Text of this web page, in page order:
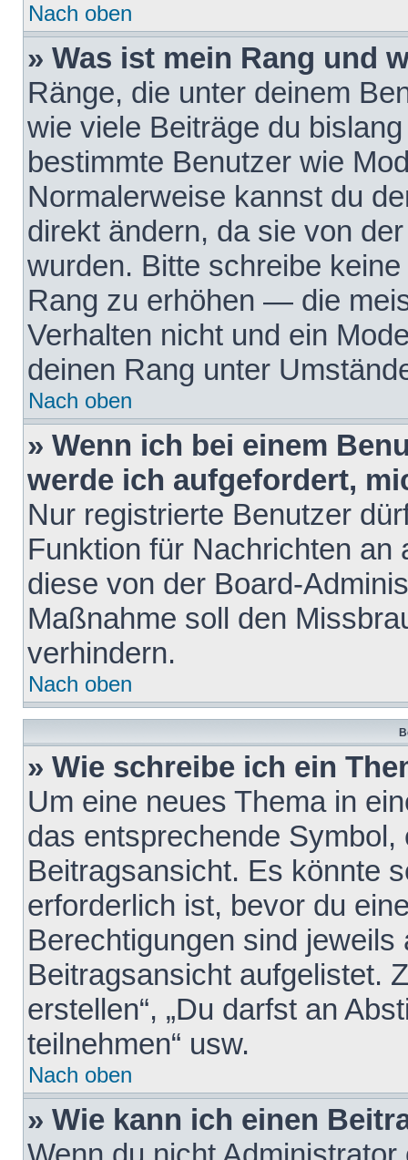
Nach oben
» Was ist mein Rang und
Ränge, die unter deinem
wie viele Beiträge du
bestimmte Benutzer wie
Normalerweise kannst du
direkt ändern, da sie von
wurden. Bitte schreibe
Rang zu erhöhen — die
Verhalten nicht und ein
deinen Rang unter
Nach oben
» Wenn ich bei einem
werde ich aufgefordert,
Nur registrierte Benutzer
Funktion für Nachrichten
diese von der Board-
Maßnahme soll den
verhindern.
Nach oben
» Wie schreibe ich ein
Um eine neues Thema in
das entsprechende
Beitragsansicht. Es könnte
erforderlich ist, bevor du
Berechtigungen sind
Beitragsansicht aufgelistet.
erstellen“, „Du darfst an
teilnehmen“ usw.
Nach oben
» Wie kann ich einen